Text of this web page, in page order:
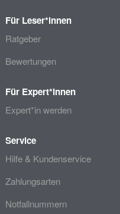
Für Leser*innen
Ratgeber
Bewertungen
Für Expert*innen
Expert*in werden
Service
Hilfe & Kundenservice
Zahlungsarten
Notfallnummern